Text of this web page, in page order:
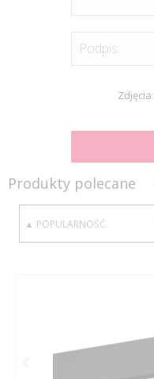
Podpis:
Zdjęcia:
Produkty polecane
SORTUJ WEDŁUG: